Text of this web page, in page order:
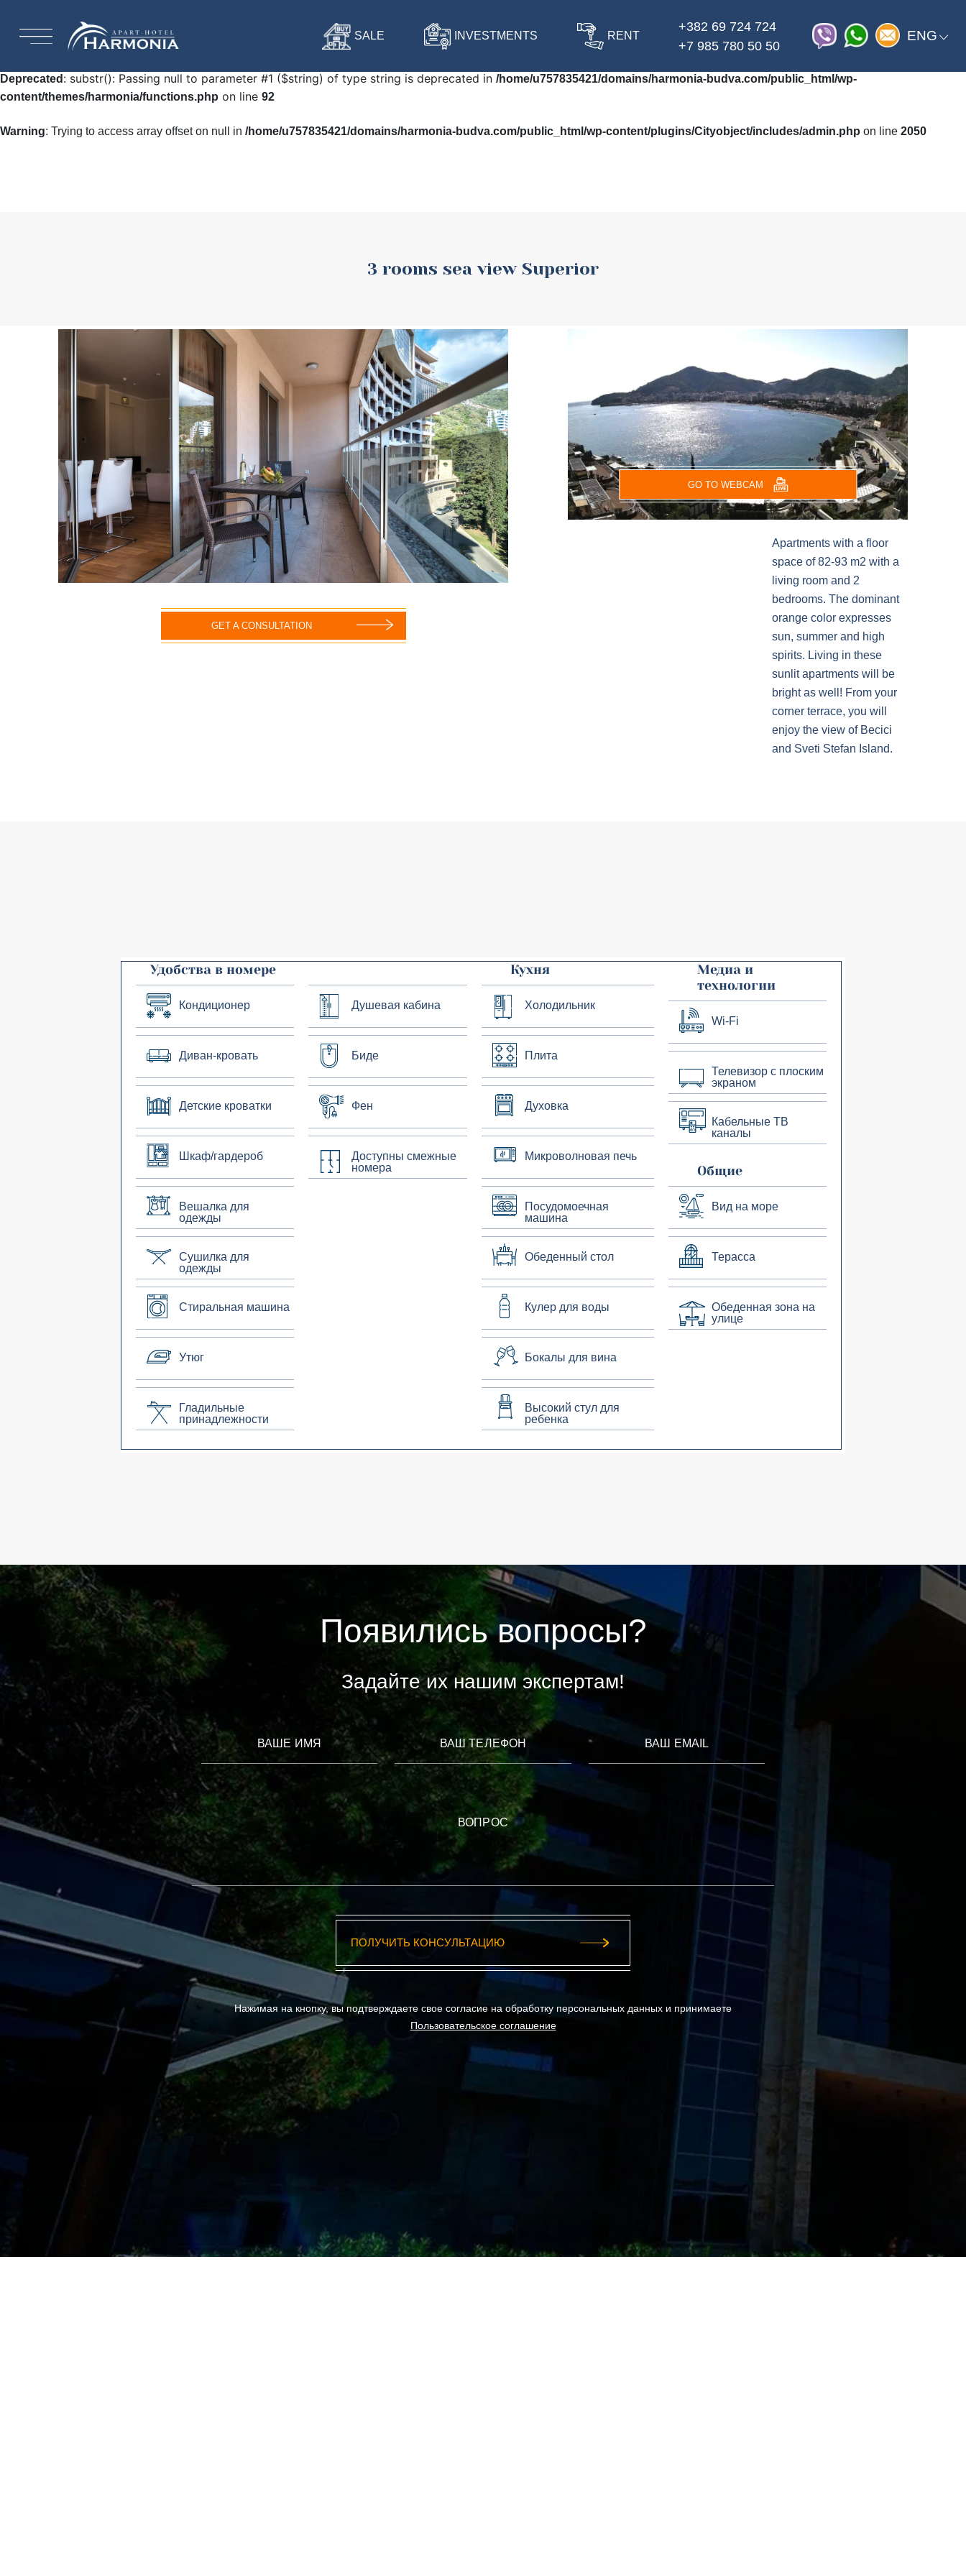
Warning: Undefined array key "HTTP_ACCEPT_LANGUAGE" in/home/u757835421/domains/harmonia-budva.com/public_html/wp-content/themes/harmonia/functions.php
Deprecated: substr(): Passing null to parameter #1 ($string) of type string is deprecated in /home/u757835421/domains/harmonia-budva.com/public_html/wp-
content/themes/harmonia/functions.php on line 92
SALE INVESTMENTS RENT
+382 69 724 724
+7 985 780 50 50
ENG
Warning: Trying to access array offset on null in /home/u757835421/domains/harmonia-budva.com/public_html/wp-content/plugins/Cityobject/includes/admin.php on line 2050
3 rooms sea view Superior
GET A CONSULTATION
GO TO WEBCAM
Apartments with a floor
space of 82-93 m2 with a
living room and 2
bedrooms. The dominant
orange color expresses
sun, summer and high
spirits. Living in these
sunlit apartments will be
bright as well! From your
corner terrace, you will
enjoy the view of Becici
and Sveti Stefan Island.
Удобства в номере
Кондиционер
Диван-кровать
Детские кроватки
Шкаф/гардероб
Вешалка для
одежды
Сушилка для
одежды
Стиральная машина
Утюг
Гладильные
принадлежности
Душевая кабина
Биде
Фен
Доступны смежные
номера
Кухня
Холодильник
Плита
Духовка
Микроволновая печь
Посудомоечная
машина
Обеденный стол
Кулер для воды
Бокалы для вина
Высокий стул для
ребенка
Медиа и
технологии
Wi-Fi
Телевизор с плоским
экраном
Кабельные ТВ
каналы
Общие
Вид на море
Терасса
Обеденная зона на
улице
Появились вопросы?
Задайте их нашим экспертам!
ВАШЕ ИМЯ ВАШ ТЕЛЕФОН ВАШ EMAIL
ВОПРОС
Нажимая на кнопку, вы подтверждаете свое согласие на обработку персональных данных и принимаете
Пользовательское соглашение